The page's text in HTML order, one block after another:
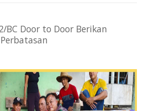
BC Door to Door Berikan